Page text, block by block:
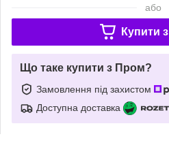
або
Купити з
Що таке купити з Пром?
Замовлення під захистом
Доступна доставка